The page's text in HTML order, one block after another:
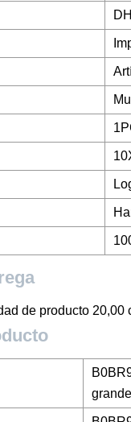
de producto